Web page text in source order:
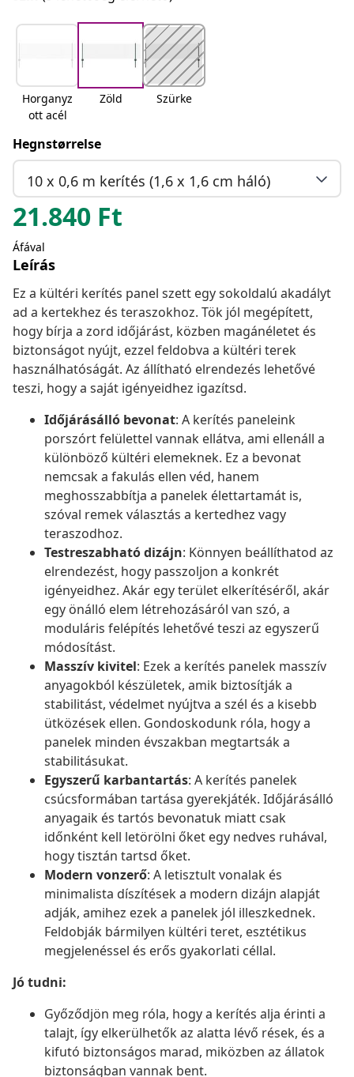
Horganyz
ott acél
Zöld Szürke
Hegnstørrelse
10 x 0,6 m kerítés (1,6 x 1,6 cm háló)
21.840 Ft
Áfával
Leírás
Ez a kültéri kerítés panel szett egy sokoldalú akadályt
ad a kertekhez és teraszokhoz. Tök jól megépített,
hogy bírja a zord időjárást, közben magánéletet és
biztonságot nyújt, ezzel feldobva a kültéri terek
használhatóságát. Az állítható elrendezés lehetővé
teszi, hogy a saját igényeidhez igazítsd.
Időjárásálló bevonat: A kerítés paneleink
porszórt felülettel vannak ellátva, ami ellenáll a
különböző kültéri elemeknek. Ez a bevonat
nemcsak a fakulás ellen véd, hanem
meghosszabbítja a panelek élettartamát is,
szóval remek választás a kertedhez vagy
teraszodhoz.
Testreszabható dizájn: Könnyen beállíthatod az
elrendezést, hogy passzoljon a konkrét
igényeidhez. Akár egy terület elkerítéséről, akár
egy önálló elem létrehozásáról van szó, a
moduláris felépítés lehetővé teszi az egyszerű
módosítást.
Masszív kivitel: Ezek a kerítés panelek masszív
anyagokból készületek, amik biztosítják a
stabilitást, védelmet nyújtva a szél és a kisebb
ütközések ellen. Gondoskodunk róla, hogy a
panelek minden évszakban megtartsák a
stabilitásukat.
Egyszerű karbantartás: A kerítés panelek
csúcsformában tartása gyerekjáték. Időjárásálló
anyagaik és tartós bevonatuk miatt csak
időnként kell letörölni őket egy nedves ruhával,
hogy tisztán tartsd őket.
Modern vonzerő: A letisztult vonalak és
minimalista díszítések a modern dizájn alapját
adják, amihez ezek a panelek jól illeszkednek.
Feldobják bármilyen kültéri teret, esztétikus
megjelenéssel és erős gyakorlati céllal.
Jó tudni:
Győződjön meg róla, hogy a kerítés alja érinti a
talajt, így elkerülhetők az alatta lévő rések, és a
kifutó biztonságos marad, miközben az állatok
biztonságban vannak bent.